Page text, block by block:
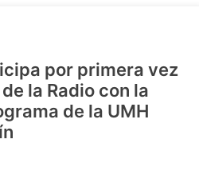
por primera vez
la Radio con la
de la UMH